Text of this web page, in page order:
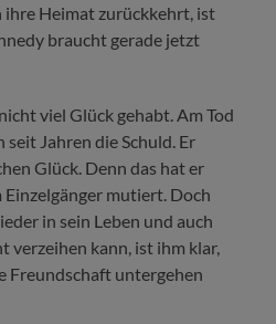
Heimat zurückkehrt, ist
braucht gerade jetzt
viel Glück gehabt. Am Tod
Jahren die Schuld. Er
Glück. Denn das hat er
mutiert. Doch
in sein Leben und auch
verzeihen kann, ist ihm klar,
Freundschaft untergehen